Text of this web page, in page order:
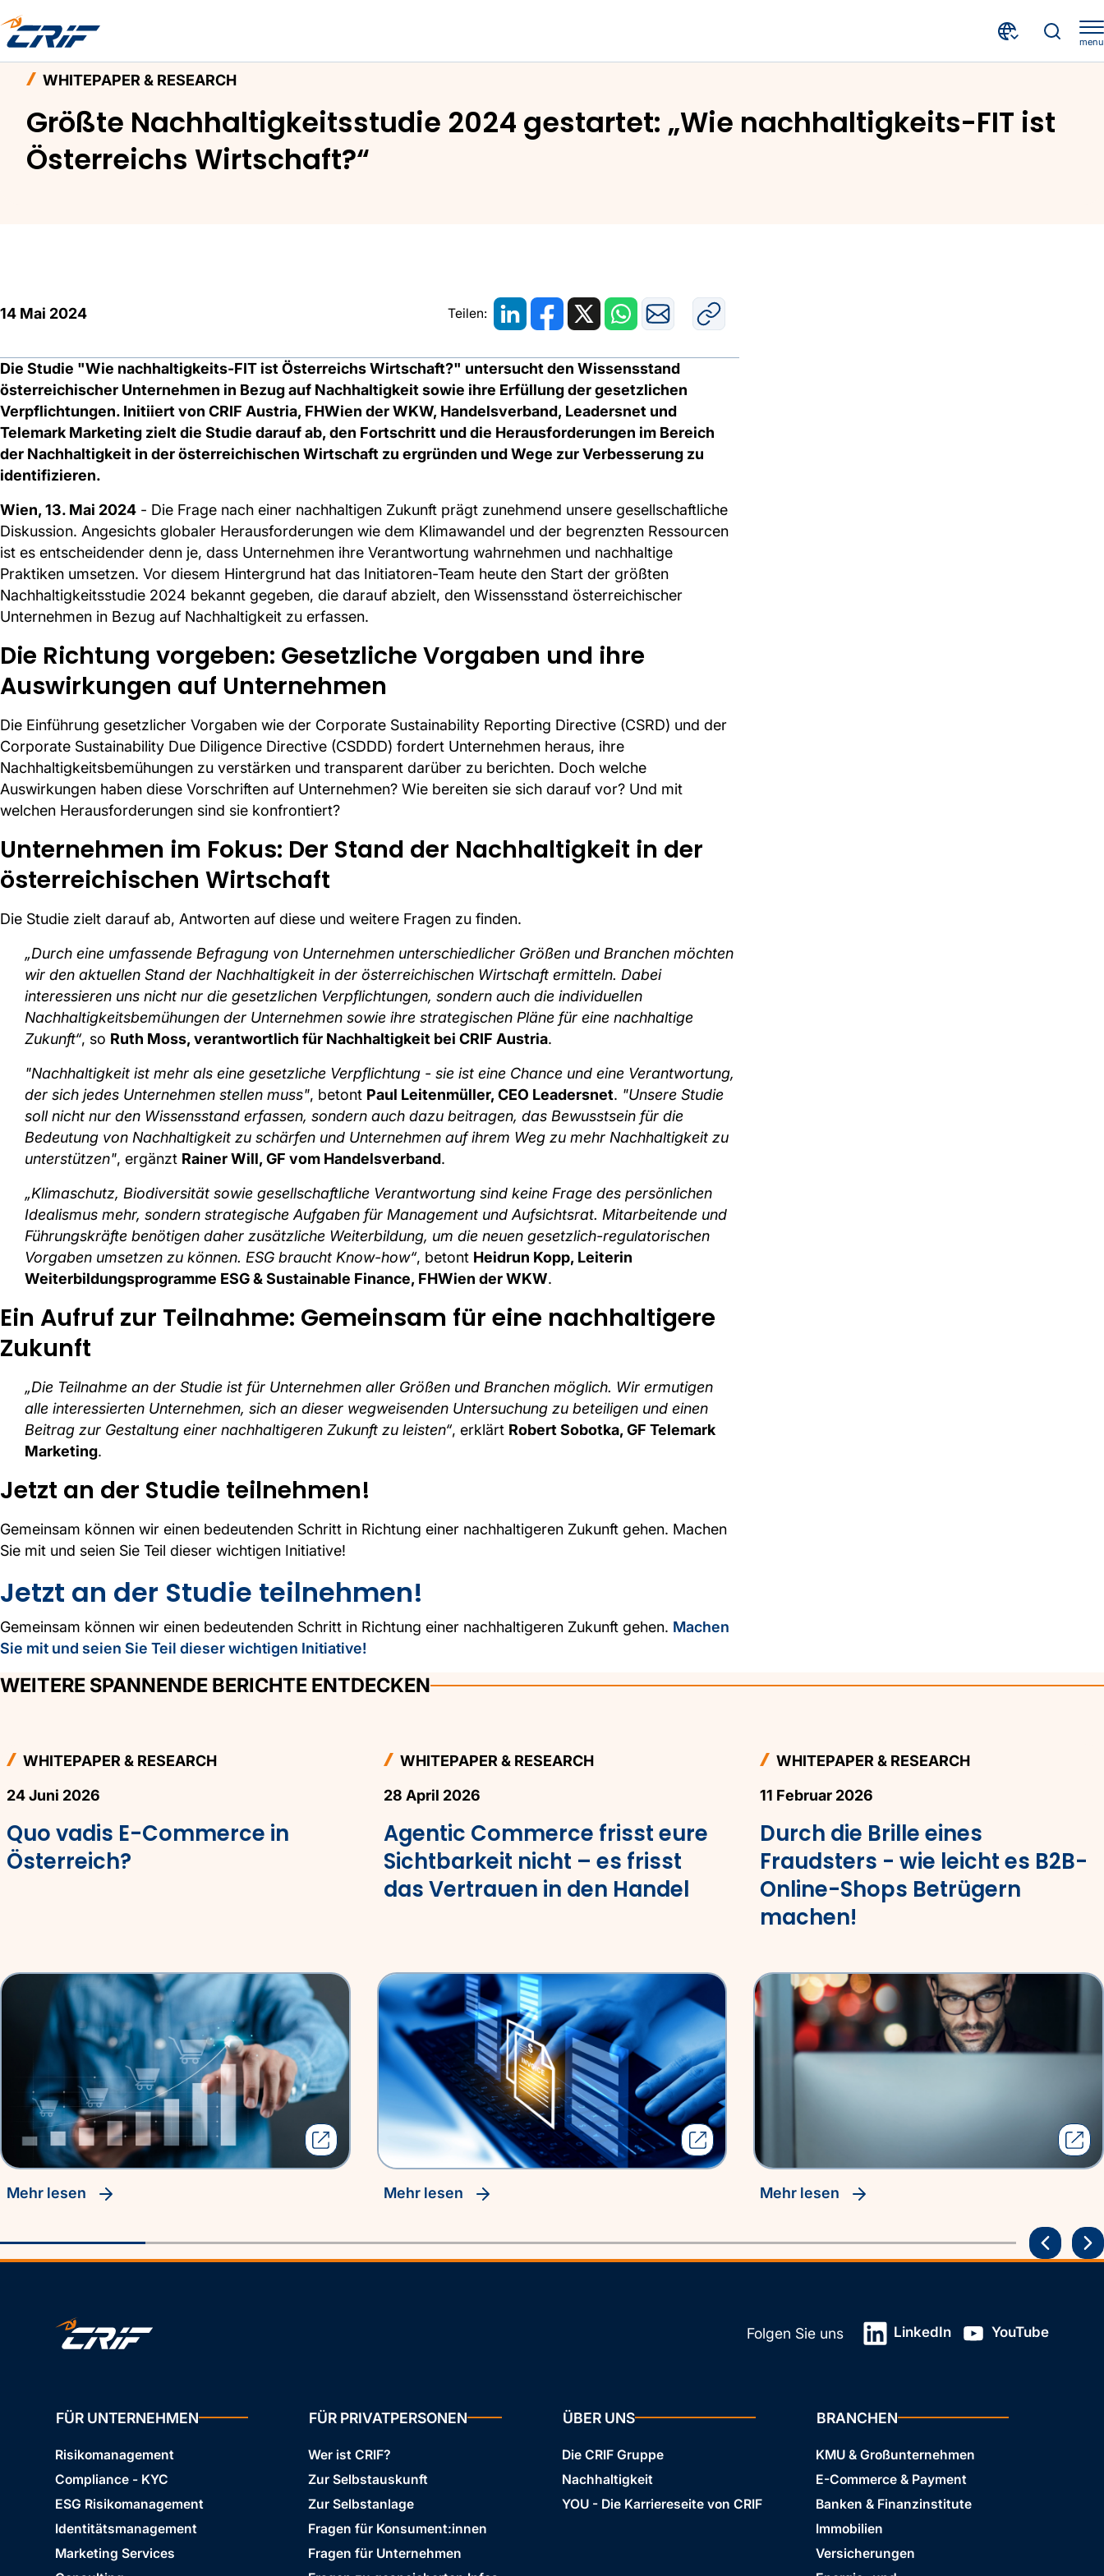
menu
Home
WHITEPAPER & RESEARCH
Größte Nachhaltigkeitsstudie 2024 gestartet: „Wie nachhaltigkeits-FIT ist
Österreichs Wirtschaft?“
14 Mai 2024 Teilen:
Die Studie "Wie nachhaltigkeits-FIT ist Österreichs Wirtschaft?" untersucht den Wissensstand
österreichischer Unternehmen in Bezug auf Nachhaltigkeit sowie ihre Erfüllung der gesetzlichen
Verpflichtungen. Initiiert von CRIF Austria, FHWien der WKW, Handelsverband, Leadersnet und
Telemark Marketing zielt die Studie darauf ab, den Fortschritt und die Herausforderungen im Bereich
der Nachhaltigkeit in der österreichischen Wirtschaft zu ergründen und Wege zur Verbesserung zu
identifizieren.
Wien, 13. Mai 2024 - Die Frage nach einer nachhaltigen Zukunft prägt zunehmend unsere gesellschaftliche
Diskussion. Angesichts globaler Herausforderungen wie dem Klimawandel und der begrenzten Ressourcen
ist es entscheidender denn je, dass Unternehmen ihre Verantwortung wahrnehmen und nachhaltige
Praktiken umsetzen. Vor diesem Hintergrund hat das Initiatoren-Team heute den Start der größten
Nachhaltigkeitsstudie 2024 bekannt gegeben, die darauf abzielt, den Wissensstand österreichischer
Unternehmen in Bezug auf Nachhaltigkeit zu erfassen.
Die Richtung vorgeben: Gesetzliche Vorgaben und ihre
Auswirkungen auf Unternehmen
Die Einführung gesetzlicher Vorgaben wie der Corporate Sustainability Reporting Directive (CSRD) und der
Corporate Sustainability Due Diligence Directive (CSDDD) fordert Unternehmen heraus, ihre
Nachhaltigkeitsbemühungen zu verstärken und transparent darüber zu berichten. Doch welche
Auswirkungen haben diese Vorschriften auf Unternehmen? Wie bereiten sie sich darauf vor? Und mit
welchen Herausforderungen sind sie konfrontiert?
Unternehmen im Fokus: Der Stand der Nachhaltigkeit in der
österreichischen Wirtschaft
Die Studie zielt darauf ab, Antworten auf diese und weitere Fragen zu finden.
„Durch eine umfassende Befragung von Unternehmen unterschiedlicher Größen und Branchen möchten
wir den aktuellen Stand der Nachhaltigkeit in der österreichischen Wirtschaft ermitteln. Dabei
interessieren uns nicht nur die gesetzlichen Verpflichtungen, sondern auch die individuellen
Nachhaltigkeitsbemühungen der Unternehmen sowie ihre strategischen Pläne für eine nachhaltige
Zukunft“, so Ruth Moss, verantwortlich für Nachhaltigkeit bei CRIF Austria.
"Nachhaltigkeit ist mehr als eine gesetzliche Verpflichtung - sie ist eine Chance und eine Verantwortung,
der sich jedes Unternehmen stellen muss", betont Paul Leitenmüller, CEO Leadersnet. "Unsere Studie
soll nicht nur den Wissensstand erfassen, sondern auch dazu beitragen, das Bewusstsein für die
Bedeutung von Nachhaltigkeit zu schärfen und Unternehmen auf ihrem Weg zu mehr Nachhaltigkeit zu
unterstützen", ergänzt Rainer Will, GF vom Handelsverband.
„Klimaschutz, Biodiversität sowie gesellschaftliche Verantwortung sind keine Frage des persönlichen
Idealismus mehr, sondern strategische Aufgaben für Management und Aufsichtsrat. Mitarbeitende und
Führungskräfte benötigen daher zusätzliche Weiterbildung, um die neuen gesetzlich-regulatorischen
Vorgaben umsetzen zu können. ESG braucht Know-how“, betont Heidrun Kopp, Leiterin
Weiterbildungsprogramme ESG & Sustainable Finance, FHWien der WKW.
Ein Aufruf zur Teilnahme: Gemeinsam für eine nachhaltigere
Zukunft
„Die Teilnahme an der Studie ist für Unternehmen aller Größen und Branchen möglich. Wir ermutigen
alle interessierten Unternehmen, sich an dieser wegweisenden Untersuchung zu beteiligen und einen
Beitrag zur Gestaltung einer nachhaltigeren Zukunft zu leisten“, erklärt Robert Sobotka, GF Telemark
Marketing.
Jetzt an der Studie teilnehmen!
Gemeinsam können wir einen bedeutenden Schritt in Richtung einer nachhaltigeren Zukunft gehen. Machen
Sie mit und seien Sie Teil dieser wichtigen Initiative!
Jetzt an der Studie teilnehmen!
Gemeinsam können wir einen bedeutenden Schritt in Richtung einer nachhaltigeren Zukunft gehen. Machen
Sie mit und seien Sie Teil dieser wichtigen Initiative!
WEITERE SPANNENDE BERICHTE ENTDECKEN
WHITEPAPER & RESEARCH
24 Juni 2026
Quo vadis E-Commerce in
Österreich?
Mehr lesen
WHITEPAPER & RESEARCH
28 April 2026
Agentic Commerce frisst eure
Sichtbarkeit nicht – es frisst
das Vertrauen in den Handel
Mehr lesen
WHITEPAPER & RESEARCH
11 Februar 2026
Durch die Brille eines
Fraudsters - wie leicht es B2B-
Online-Shops Betrügern
machen!
Mehr lesen
Folgen Sie uns LinkedIn YouTube
FÜR UNTERNEHMEN
Risikomanagement
Compliance - KYC
ESG Risikomanagement
Identitätsmanagement
Marketing Services
FÜR PRIVATPERSONEN
Wer ist CRIF?
Zur Selbstauskunft
Zur Selbstanlage
Fragen für Konsument:innen
Fragen für Unternehmen
ÜBER UNS
Die CRIF Gruppe
Nachhaltigkeit
YOU - Die Karriereseite von CRIF
BRANCHEN
KMU & Großunternehmen
E-Commerce & Payment
Banken & Finanzinstitute
Immobilien
Versicherungen